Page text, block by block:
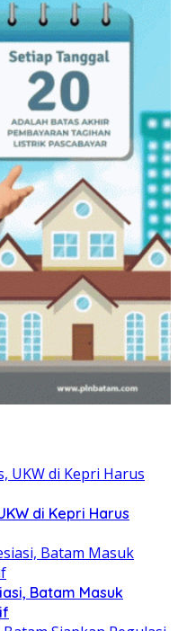
di Kepri Harus
Batam Masuk